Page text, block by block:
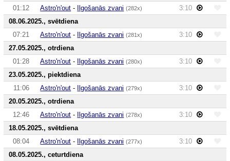
01:12 Astro'n'out - Ilgošanās zvani (282x)
3:10
08.06.2025., svētdiena
07:21
Astro'n'out - Ilgošanās zvani (281x)
3:10
27.05.2025., otrdiena
01:28
Astro'n'out - Ilgošanās zvani (280x)
3:10
23.05.2025., piektdiena
11:06
Astro'n'out - Ilgošanās zvani (279x)
3:10
20.05.2025., otrdiena
12:46
Astro'n'out - Ilgošanās zvani (278x)
3:10
18.05.2025., svētdiena
08:04
Astro'n'out - Ilgošanās zvani (277x)
3:10
08.05.2025., ceturtdiena